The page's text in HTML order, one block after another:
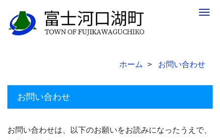
ホーム お問い合わせ
お問い合わせ
お問い合わせは、以下のお願いをお読みになったうえで、